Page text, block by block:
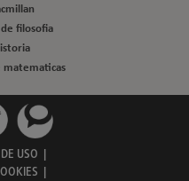
filosofia
matematicas
USO |
|